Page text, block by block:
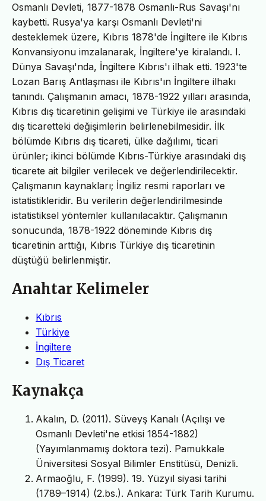
Osmanlı Devleti, 1877-1878 Osmanlı-Rus Savaşı'nı
kaybetti. Rusya'ya karşı Osmanlı Devleti'ni
desteklemek üzere, Kıbrıs 1878'de İngiltere ile Kıbrıs
Konvansiyonu imzalanarak, İngiltere'ye kiralandı. I.
Dünya Savaşı'nda, İngiltere Kıbrıs'ı ilhak etti. 1923'te
Lozan Barış Antlaşması ile Kıbrıs'ın İngiltere ilhakı
tanındı. Çalışmanın amacı, 1878-1922 yılları arasında,
Kıbrıs dış ticaretinin gelişimi ve Türkiye ile arasındaki
dış ticaretteki değişimlerin belirlenebilmesidir. İlk
bölümde Kıbrıs dış ticareti, ülke dağılımı, ticari
ürünler; ikinci bölümde Kıbrıs-Türkiye arasındaki dış
ticarete ait bilgiler verilecek ve değerlendirilecektir.
Çalışmanın kaynakları; İngiliz resmi raporları ve
istatistikleridir. Bu verilerin değerlendirilmesinde
istatistiksel yöntemler kullanılacaktır. Çalışmanın
sonucunda, 1878-1922 döneminde Kıbrıs dış
ticaretinin arttığı, Kıbrıs Türkiye dış ticaretinin
düştüğü belirlenmiştir.
Anahtar Kelimeler
Kıbrıs
Türkiye
İngiltere
Dış Ticaret
Kaynakça
Akalın, D. (2011). Süveyş Kanalı (Açılışı ve
Osmanlı Devleti'ne etkisi 1854-1882)
(Yayımlanmamış doktora tezi). Pamukkale
Üniversitesi Sosyal Bilimler Enstitüsü, Denizli.
Armaoğlu, F. (1999). 19. Yüzyıl siyasi tarihi
(1789–1914) (2.bs.). Ankara: Türk Tarih Kurumu.